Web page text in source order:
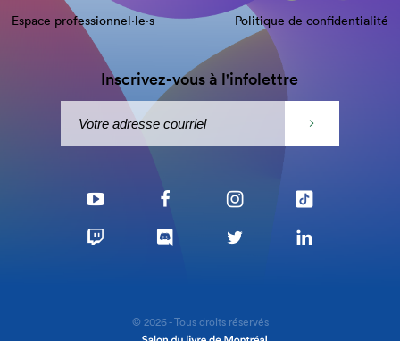
Espace professionnel·le⋅s
Politique de confidentialité
Inscrivez-vous à l'infolettre
© 2026 - Tous droits réservés